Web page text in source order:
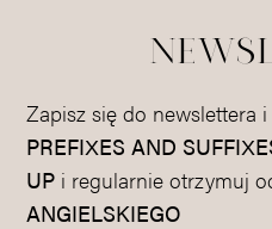
Zapisz się do newslettera
PREFIXES AND
UP i regularnie otrzymuj
ANGIELSKIEGO